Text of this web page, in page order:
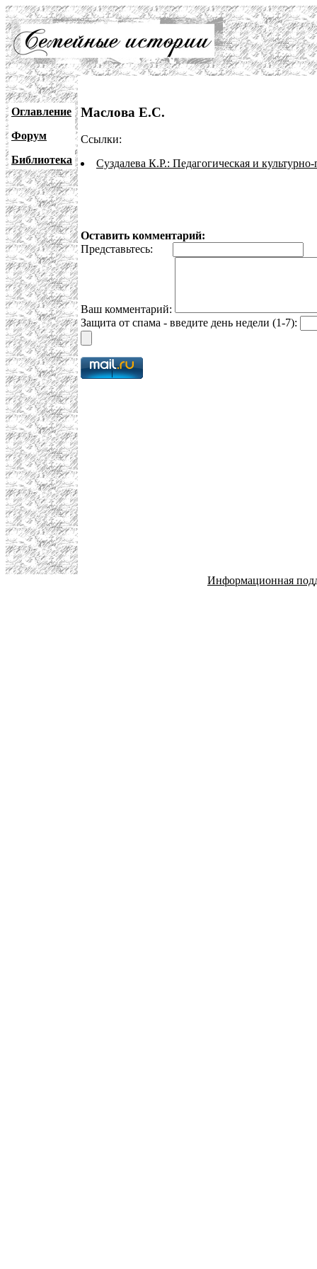
Оглавление
Форум
Библиотека
Маслова Е.С.
Ссылки:
Суздалева К.Р.: Педагогическая и культурно-
Оставить комментарий:
Представьтесь:
Ваш комментарий:
Защита от спама - введите день недели (1-7):
Информационная